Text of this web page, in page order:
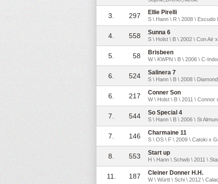
3. 297 Ellie Pirelli
S \ Hann \ R \ 2008 \ Escudo
4. 558 Sunna 6
S \ Holst \ B \ 2002 \ Con Air
5. 58 Brisbeen
W \ KWPN \ B \ 2006 \ C-
6. 524 Salinera 7
S \ Hann \ B \ 2008 \
6. 217 Conner Son
W \ Holst \ B \ 2011 \
7. 544 So Special 4
S \ Hann \ B \ 2006 \ St
7. 146 Charmaine 11
S \ OS \ F \ 2009 \ Catoki x
8. 553 Start up
H \ Hann \ Schwb \ 2011 \
11. 187 Cleiner Donner H.H.
W \ Württ \ Schi \ 2012 \